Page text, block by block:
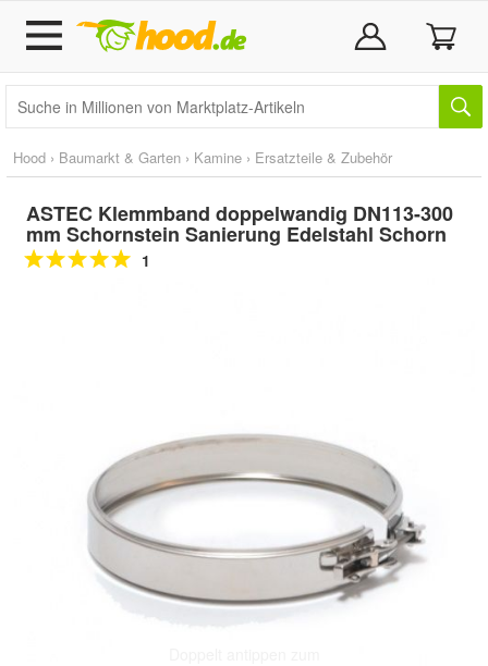
Hood › Baumarkt & Garten › Kamine › Ersatzteile & Zubehör
ASTEC Klemmband doppelwandig DN113-300
mm Schornstein Sanierung Edelstahl Schorn
1